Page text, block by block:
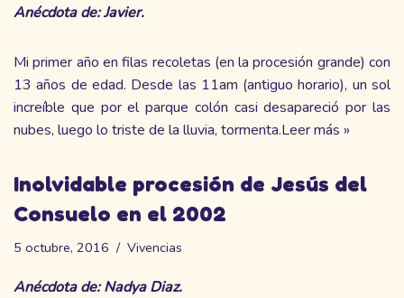
Anécdota de: Javier.
Mi primer año en filas recoletas (en la procesión grande) con
13 años de edad. Desde las 11am (antiguo horario), un sol
increíble que por el parque colón casi desapareció por las
nubes, luego lo triste de la lluvia, tormenta.Leer más »
Inolvidable procesión de Jesús del
Consuelo en el 2002
5 octubre, 2016 Vivencias
Anécdota de: Nadya Diaz.